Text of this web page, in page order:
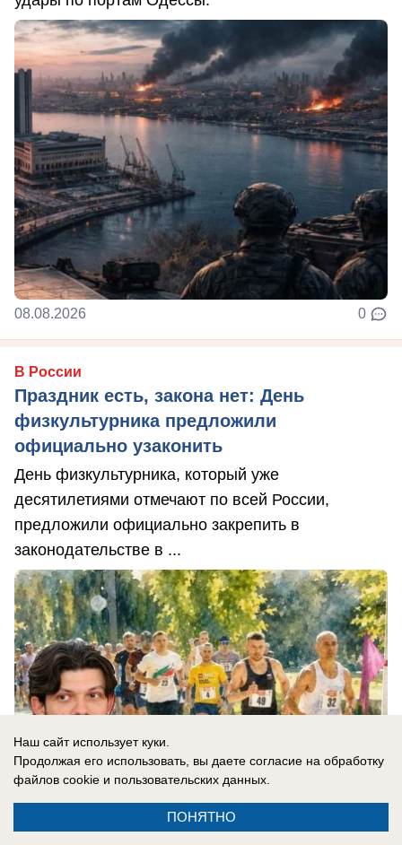
08.08.2026 0
В России
Праздник есть, закона нет: День
физкультурника предложили
официально узаконить
День физкультурника, который уже
десятилетиями отмечают по всей России,
предложили официально закрепить в
законодательстве в ...
Наш сайт использует куки.
Продолжая его использовать, вы даете согласие на обработку
файлов cookie и пользовательских данных.
ПОНЯТНО